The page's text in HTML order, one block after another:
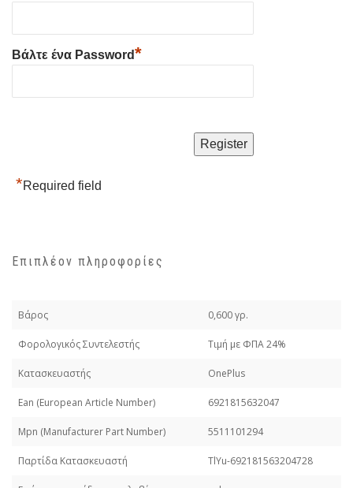
Βάλτε ένα Password*
*Required field
Επιπλέον πληροφορίες
Βάρος 0,600 γρ.
Φορολογικός Συντελεστής Τιμή με ΦΠΑ 24%
Κατασκευαστής OnePlus
Εan (European Article Number) 6921815632047
Mpn (Manufacturer Part Number) 5511101294
Παρτίδα Κατασκευαστή TlYu-692181563204728